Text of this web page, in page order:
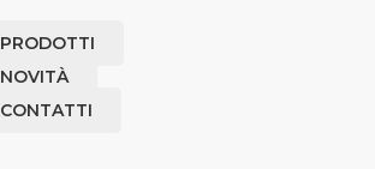
PRODOTTI
NOVITÀ
CONTATTI